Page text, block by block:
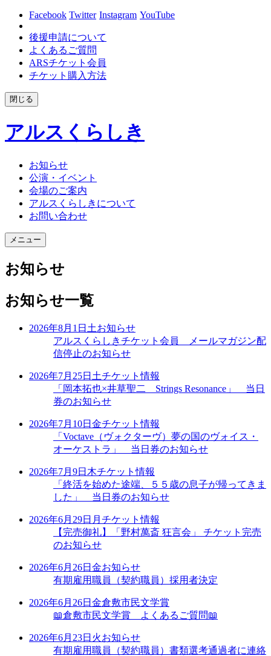
Facebook Twitter Instagram YouTube
後援申請について
よくあるご質問
ARSチケット会員
チケット購入方法
閉じる
アルスくらしき
お知らせ
公演・イベント
会場のご案内
アルスくらしきについて
お問い合わせ
メニュー
お知らせ
お知らせ一覧
2026年8月1日 土お知らせ
アルスくらしきチケット会員 メールマガジン配
信停止のお知らせ
2026年7月25日 土チケット情報
「岡本拓也×井草聖二 Strings Resonance」 当日
券のお知らせ
2026年7月10日 金チケット情報
「Voctave（ヴォクターヴ）夢の国のヴォイス・
オーケストラ」 当日券のお知らせ
2026年7月9日 木チケット情報
「終活を始めた途端、５５歳の息子が帰ってきま
した」 当日券のお知らせ
2026年6月29日 月 チケット情報
【完売御礼】「野村萬斎 狂言会」 チケット完売
のお知らせ
2026年6月26日 金お知らせ
有期雇用職員（契約職員）採用者決定
2026年6月26日 金倉敷市民文学賞
📖倉敷市民文学賞 よくあるご質問📖
2026年6月23日 火お知らせ
有期雇用職員（契約職員）書類選考通過者に連絡